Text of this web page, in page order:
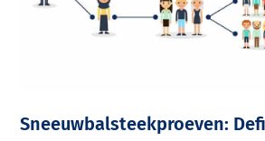
Sneeuwbalsteekproeven: